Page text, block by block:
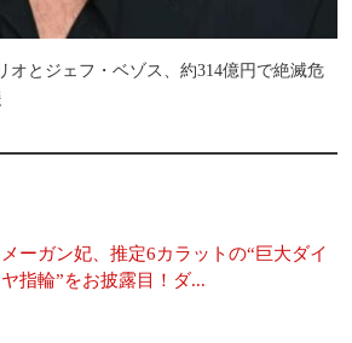
オとジェフ・ベゾス、約314億円で絶滅危
メーガン妃、推定6カラットの“巨大ダイ
ヤ指輪”をお披露目！ダ...